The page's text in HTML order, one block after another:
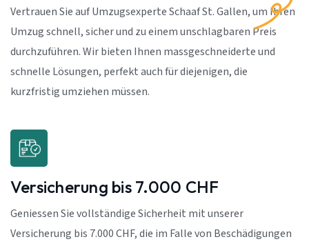
Vertrauen Sie auf Umzugsexperte Schaaf St. Gallen, um Ihren
Umzug schnell, sicher und zu einem unschlagbaren Preis
durchzuführen. Wir bieten Ihnen massgeschneiderte und
schnelle Lösungen, perfekt auch für diejenigen, die
kurzfristig umziehen müssen.
Versicherung bis 7.000 CHF
Geniessen Sie vollständige Sicherheit mit unserer
Versicherung bis 7.000 CHF, die im Falle von Beschädigungen